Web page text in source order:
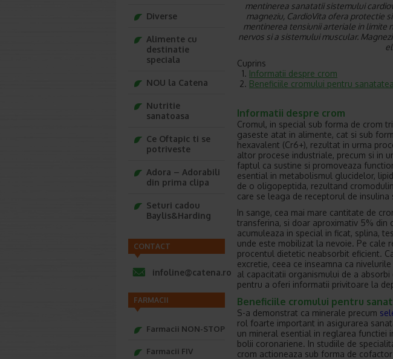
mentinerea sanatatii sistemului
magneziu, CardioVita ofera protectie
mentinerea tensiunii arteriale in limite
nervos si a sistemului muscular.
Cuprins
Informatii despre crom
Beneficiile cromului pentru
Informatii despre crom
Cromul, in special sub forma de crom
gaseste atat in alimente, cat si sub
hexavalent (Cr6+), rezultat in urma
altor procese industriale, precum si in
faptul ca sustine si promoveaza
esential in metabolismul glucidelor,
de o oligopeptida, rezultand
care se leaga de receptorul de
In sange, cea mai mare cantitate de
transferina, si doar aproximativ 5%
acumuleaza in special in ficat, splina,
unde este mobilizat la nevoie. Pe cale
procentul dietetic neabsorbit eficient.
excretie, ceea ce inseamna ca
al capacitatii organismului de a
pentru a oferi informatii privitoare la
Beneficiile cromului pentru
S-a demonstrat ca minerale precum
rol foarte important in asigurarea
un mineral esential in reglarea functiei
bolii coronariene. In studiile de
crom actioneaza sub forma de
Diverse
Alimente cu
destinatie
speciala
NOU la Catena
Nutritie
sanatoasa
Ce Oftapic ti se
potriveste
Adora – Adorabili
din prima clipa
Seturi cadou
Baylis&Harding
CONTACT
infoline@catena.ro
FARMACII
Farmacii NON-STOP
Farmacii FIV